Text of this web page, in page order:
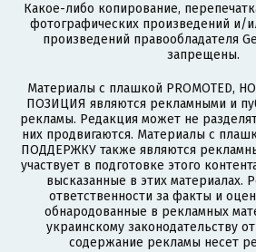
Какое-либо копирование,
фотографических произведений и/
произведений правообладателя
запрещены.
Материалы с плашкой PROMOTED,
ПОЗИЦИЯ являются рекламными и
рекламы. Редакция может не
них продвигаются. Материалы с
ПОДДЕРЖКУ также являются
участвует в подготовке этого
высказанные в этих материалах.
ответственности за факты и
обнародованные в рекламных
украинскому законодательству
содержание рекламы несет